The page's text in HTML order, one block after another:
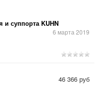
и суппорта KUHN
6 марта 2019
46 366 руб